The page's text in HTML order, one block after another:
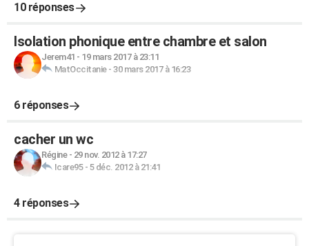
10 réponses
Isolation phonique entre chambre et salon
Jerem41 - 19 mars 2017 à 23:11
MatOccitanie- 30 mars 2017 à 16:23
6 réponses
cacher un wc
Régine- 29 nov. 2012 à 17:27
Icare95- 5 déc. 2012 à 21:41
4 réponses